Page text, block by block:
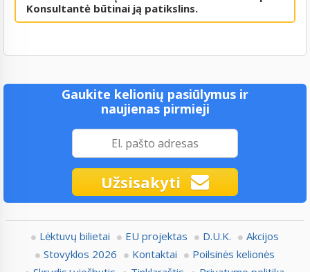
Konsultantė būtinai ją patikslins.
Gaukite kelionių pasiūlymus ir
naujienas pirmieji
Užsisakyti
Lėktuvų bilietai EU projektas D.U.K.
Akcijos
Stovyklos 2026
Kontaktai
Poilsinės kelionės